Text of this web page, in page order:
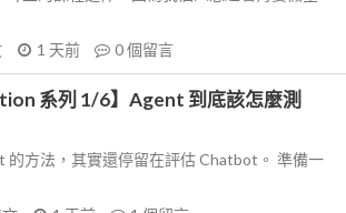
1 天前 0個留言
系列 1/6】Agent 到底該怎麼測
的方法，其實還停留在評估 Chatbot。 準備一